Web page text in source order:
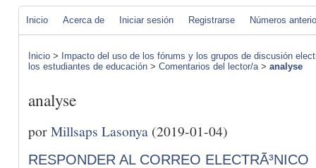
Inicio Acerca de Iniciar sesión Registrarse Números
Inicio > Impacto del uso de los fórums y los grupos de discusión
los estudiantes de educación > Comentarios del lector/a> analyse
analyse
porMillsaps Lasonya (2019-01-04)
RESPONDER AL CORREO ELECTRÃ³NICO